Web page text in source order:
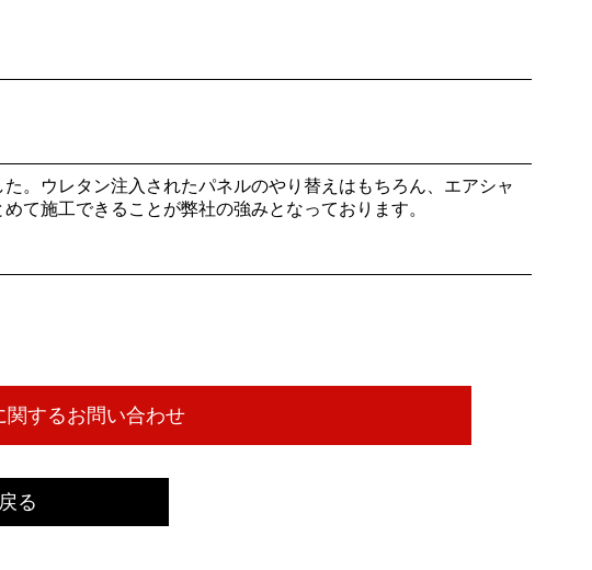
。ウレタン注入されたパネルのやり替えはもちろん、エアシャ
て施工できることが弊社の強みとなっております。
る